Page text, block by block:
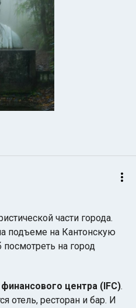
части города.
подъеме на Кантонскую
на город
центра (IFC).
отель, ресторан и бар. И